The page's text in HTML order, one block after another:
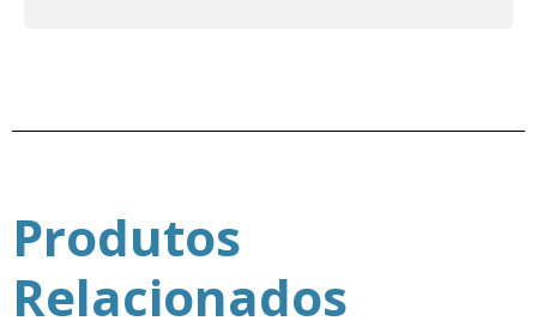
Produtos
Relacionados